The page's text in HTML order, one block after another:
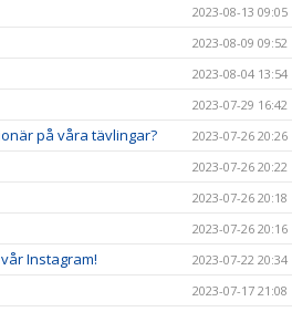
2023-08-13 09:05
2023-08-09 09:52
2023-08-04 13:54
2023-07-29 16:42
på våra tävlingar? 2023-07-26 20:26
2023-07-26 20:22
2023-07-26 20:18
2023-07-26 20:16
Instagram! 2023-07-22 20:34
2023-07-17 21:08